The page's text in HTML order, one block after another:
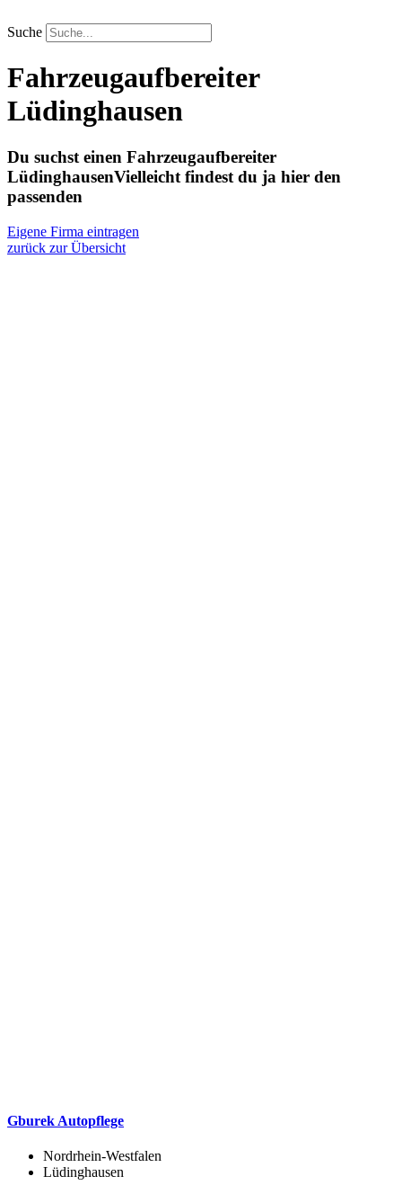
Inhalt
springen
Suche
Fahrzeugaufbereiter
Lüdinghausen
Du suchst einen Fahrzeugaufbereiter
LüdinghausenVielleicht findest du ja hier den
passenden
Eigene Firma eintragen
zurück zur Übersicht
Gburek Autopflege
Nordrhein-Westfalen
Lüdinghausen